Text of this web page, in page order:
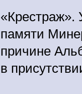
«Крестраж».
памяти
причине
в